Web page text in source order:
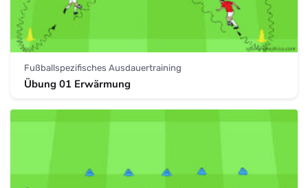
Fußballspezifisches Ausdauertraining
Übung 01 Erwärmung